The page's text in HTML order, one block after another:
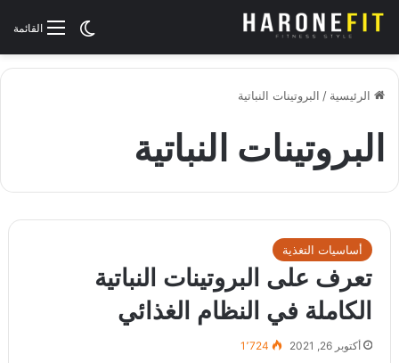
القائمةالوضع
الرئيسية / البروتينات النباتية
البروتينات النباتية
أساسيات التغذية
تعرف على البروتينات النباتية
الكاملة في النظام الغذائي
أكتوبر 26, 2021 1٬724